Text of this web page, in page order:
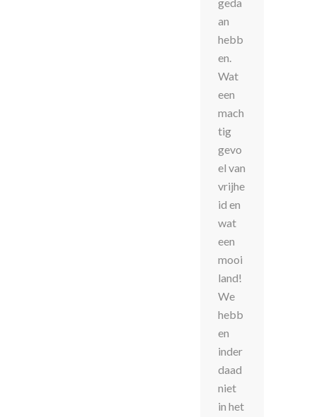
an
hebb
en.
Wat
een
mach
tig
gevo
el van
vrijhe
id en
wat
een
mooi
land!
We
hebb
en
inder
daad
niet
in het